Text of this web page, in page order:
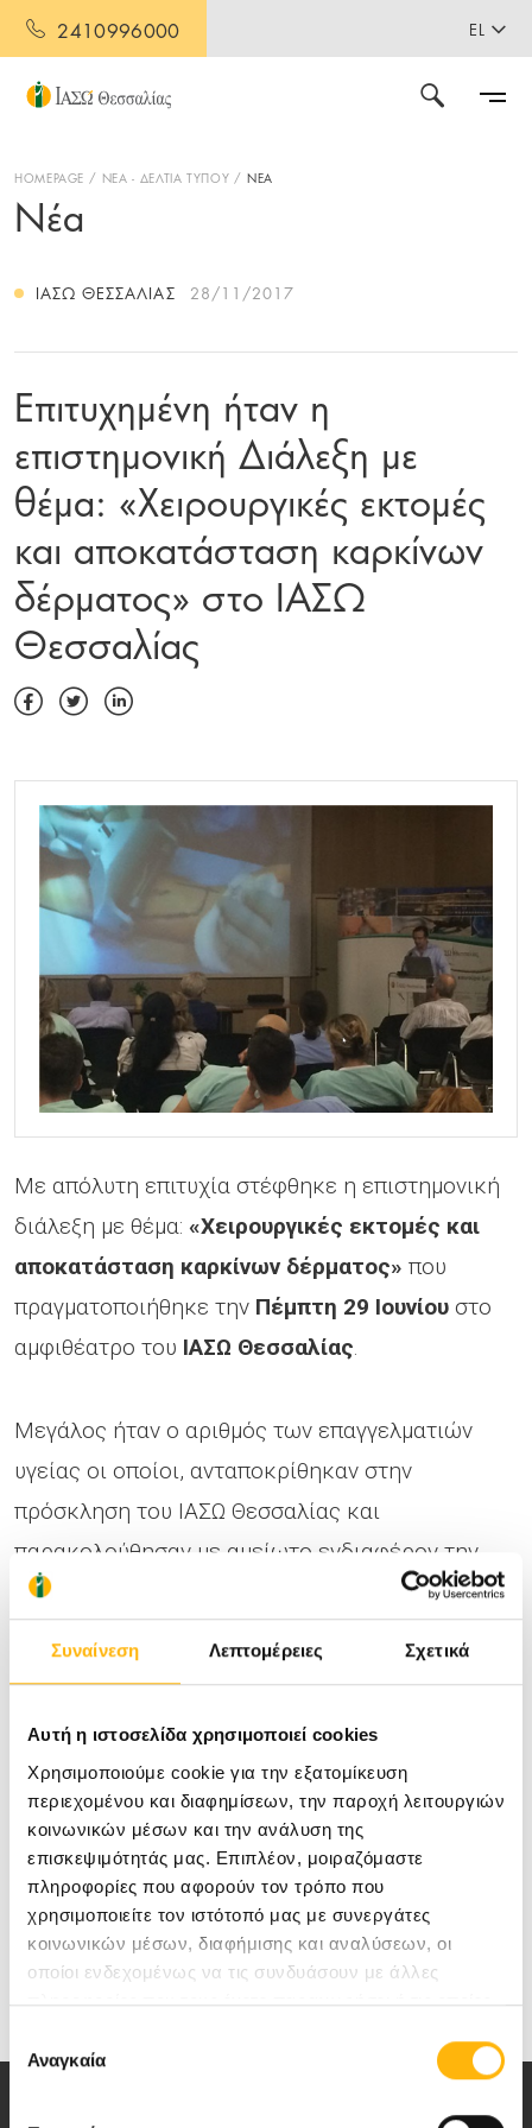
Συναίνεση Λεπτομέρειες Σχετικά
Αυτή η ιστοσελίδα χρησιμοποιεί cookies
Χρησιμοποιούμε cookie για την εξατομίκευση
περιεχομένου και διαφημίσεων, την παροχή λειτουργιών
κοινωνικών μέσων και την ανάλυση της
επισκεψιμότητάς μας. Επιπλέον, μοιραζόμαστε
πληροφορίες που αφορούν τον τρόπο που
χρησιμοποιείτε τον ιστότοπό μας με συνεργάτες
κοινωνικών μέσων, διαφήμισης και αναλύσεων, οι
οποίοι ενδεχομένως να τις συνδυάσουν με άλλες
πληροφορίες που τους έχετε παραχωρήσει ή τις οποίες
των υπηρεσιών τους.
συγκατάθεσης
Αναγκαία
2410996000 EL
HOMEPAGE ΝΕΑ - ΔΕΛΤΙΑ ΤΥΠΟΥ ΝΕΑ
Νέα
ΙΑΣΩ ΘΕΣΣΑΛΊΑΣ 28/11/2017
Επιτυχημένη ήταν η
επιστημονική Διάλεξη με
θέμα: «Χειρουργικές εκτομές
και αποκατάσταση καρκίνων
δέρματος» στο ΙΑΣΩ
Θεσσαλίας
Με απόλυτη επιτυχία στέφθηκε η επιστημονική
διάλεξη με θέμα: «Χειρουργικές εκτομές και
αποκατάσταση καρκίνων δέρματος» που
πραγματοποιήθηκε την Πέμπτη 29 Ιουνίου στο
αμφιθέατρο του ΙΑΣΩ Θεσσαλίας.
Μεγάλος ήταν ο αριθμός των επαγγελματιών
υγείας οι οποίοι, ανταποκρίθηκαν στην
πρόσκληση του ΙΑΣΩ Θεσσαλίας και
παρακολούθησαν με αμείωτο ενδιαφέρον την
ομιλία από τον
κ. Γεώργιο Παπαδημητρίου,
διάλεξης ήταν να ενημερώσει τους
επαγγελματίες υγείας για τον καρκίνο του
δέρματος και τους τρόπους αντιμετώπισής του.